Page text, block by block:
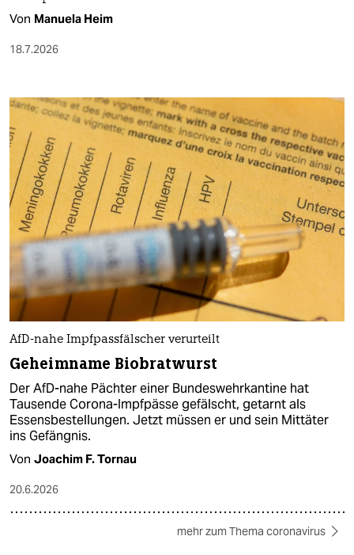
Von Manuela Heim
18.7.2026
AfD-nahe Impfpassfälscher verurteilt
Geheimname Biobratwurst
Der AfD-nahe Pächter einer Bundeswehrkantine hat
Tausende Corona-Impfpässe gefälscht, getarnt als
Essensbestellungen. Jetzt müssen er und sein Mittäter
ins Gefängnis.
Von Joachim F. Tornau
20.6.2026
mehr zum Thema coronavirus